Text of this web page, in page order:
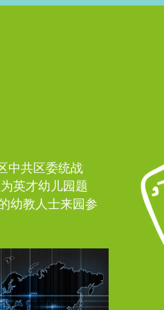
中共区委统战
英才幼儿园题
幼教人士来园参